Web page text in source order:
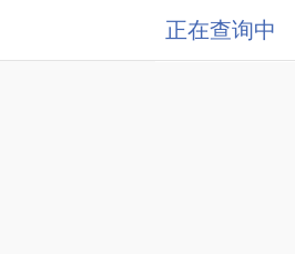
正在查询中